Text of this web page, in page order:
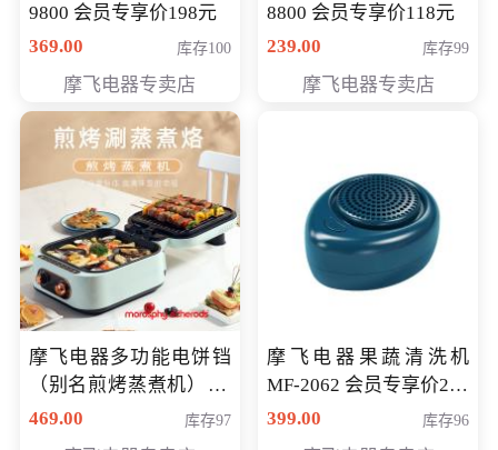
9800 会员专享价198元
369.00
库存100
摩飞电器专卖店
8800 会员专享价118元
239.00
库存99
摩飞电器专卖店
摩飞电器多功能电饼铛
（别名煎烤蒸煮机） 型
号MF-8888B 会员专享
469.00 库存97
摩飞电器果蔬清洗机
MF-2062 会员专享价268
元
399.00 库存96